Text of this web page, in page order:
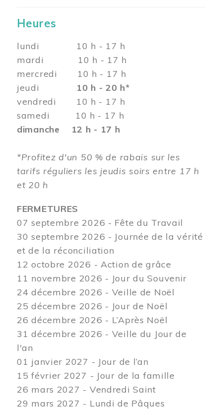
Heures
lundi 10 h - 17 h
mardi 10 h - 17 h
mercredi 10 h - 17 h
jeudi 10 h - 20 h*
vendredi 10 h - 17 h
samedi 10 h - 17 h
dimanche 12 h - 17 h
*Profitez d'un 50 % de rabais sur les
tarifs réguliers les jeudis soirs entre 17 h
et 20 h
FERMETURES
07 septembre 2026 - Fête du Travail
30 septembre 2026 - Journée de la vérité
et de la réconciliation
12 octobre 2026 - Action de grâce
11 novembre 2026 - Jour du Souvenir
24 décembre 2026 - Veille de Noël
25 décembre 2026 - Jour de Noël
26 décembre 2026 - L’Après Noël
31 décembre 2026 - Veille du Jour de
l'an
01 janvier 2027 - Jour de l’an
15 février 2027 - Jour de la famille
26 mars 2027 - Vendredi Saint
29 mars 2027 - Lundi de Pâques